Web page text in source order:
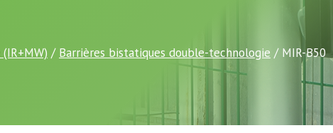
/ Barrières bistatiques double-technologie / MIR-B50